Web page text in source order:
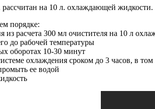
на 10 л. охлаждающей жидкости.
порядке:
из расчета 300 мл очистителя на 10 л
до рабочей температуры
оборотах 10-30 минут
охлаждения сроком до 3 часов, в
ее водой